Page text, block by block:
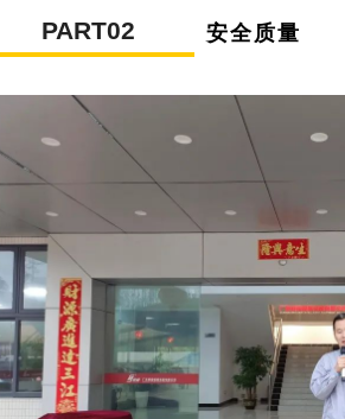
PART02 安全质量